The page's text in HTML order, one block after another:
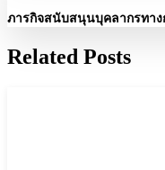
ภารกิจสนับสนุนบุคลากรทา
Related Posts